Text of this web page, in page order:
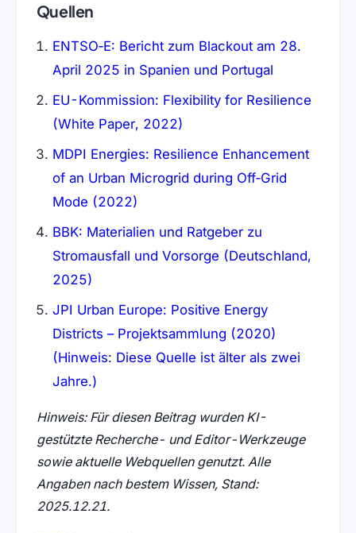
Quellen
ENTSO‑E: Bericht zum Blackout am 28.
April 2025 in Spanien und Portugal
EU-Kommission: Flexibility for Resilience
(White Paper, 2022)
MDPI Energies: Resilience Enhancement
of an Urban Microgrid during Off‑Grid
Mode (2022)
BBK: Materialien und Ratgeber zu
Stromausfall und Vorsorge (Deutschland,
2025)
JPI Urban Europe: Positive Energy
Districts – Projektsammlung (2020)
(Hinweis: Diese Quelle ist älter als zwei
Jahre.)
Hinweis: Für diesen Beitrag wurden KI-
gestützte Recherche- und Editor-Werkzeuge
sowie aktuelle Webquellen genutzt. Alle
Angaben nach bestem Wissen, Stand:
2025.12.21.